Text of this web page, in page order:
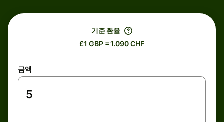
기준 환율
£1 GBP = 1.090 CHF
금액